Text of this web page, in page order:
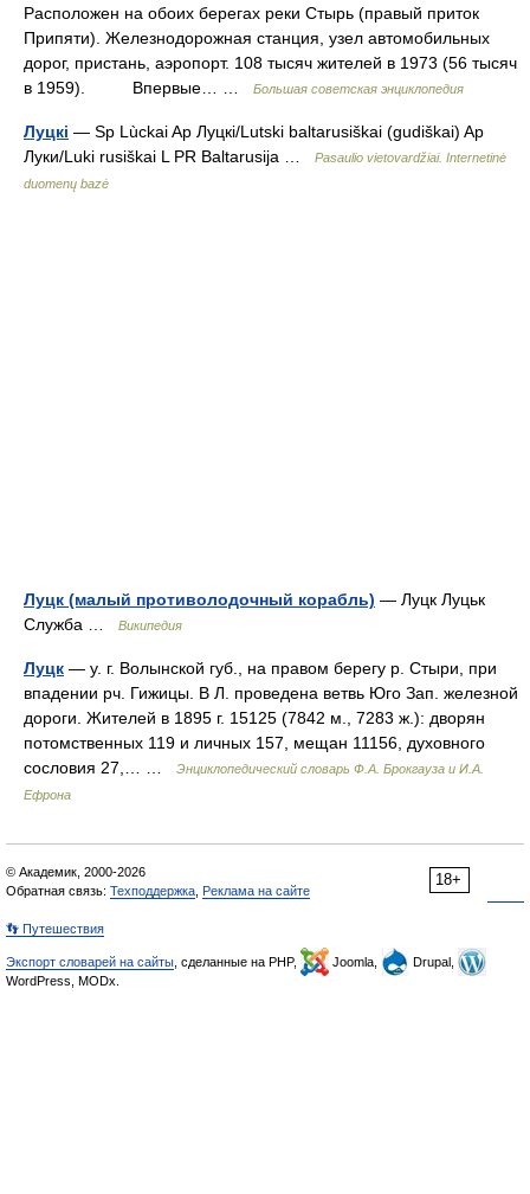
Расположен на обоих берегах реки Стырь (правый приток
Припяти). Железнодорожная станция, узел автомобильных
дорог, пристань, аэропорт. 108 тысяч жителей в 1973 (56 тысяч
в 1959). Впервые… …
Большая советская энциклопедия
Луцкі — Sp Lùckai Ap Луцкі/Lutski baltarusiškai (gudiškai) Ap
Луки/Luki rusiškai L PR Baltarusija …
Pasaulio vietovardžiai. Internetinė
duomenų bazė
Луцк (малый противолодочный корабль) — Луцк Луцьк
Служба …
Википедия
Луцк — у. г. Волынской губ., на правом берегу р. Стыри, при
впадении рч. Гижицы. В Л. проведена ветвь Юго Зап. железной
дороги. Жителей в 1895 г. 15125 (7842 м., 7283 ж.): дворян
потомственных 119 и личных 157, мещан 11156, духовного
сословия 27,… …
Энциклопедический словарь Ф.А. Брокгауза и И.А.
Ефрона
18+
© Академик, 2000-2026
Обратная связь: Техподдержка Реклама на сайте
👣 Путешествия
Экспорт словарей на сайты , сделанные на PHP, Joomla,
Drupal,
WordPress, MODx.